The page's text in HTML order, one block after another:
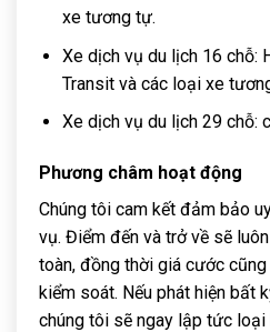
xe tương tự.
Xe dịch vụ du lịch 16 chỗ:
Transit và các loại xe
Xe dịch vụ du lịch 29 chỗ:
Phương châm hoạt động
Chúng tôi cam kết đảm bảo
vụ. Điểm đến và trở về sẽ
toàn, đồng thời giá cước
kiểm soát. Nếu phát hiện bất
chúng tôi sẽ ngay lập tức